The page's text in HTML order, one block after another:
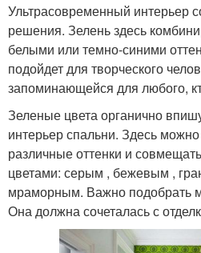
Ультрасовременный интерьер
решения. Зелень здесь
белыми или темно-синими
подойдет для творческого
запоминающейся для любого,
Зеленые цвета органично
интерьер спальни. Здесь
различные оттенки и
цветами: серым , бежевым ,
мраморным. Важно подобрать
Она должна сочеталась с